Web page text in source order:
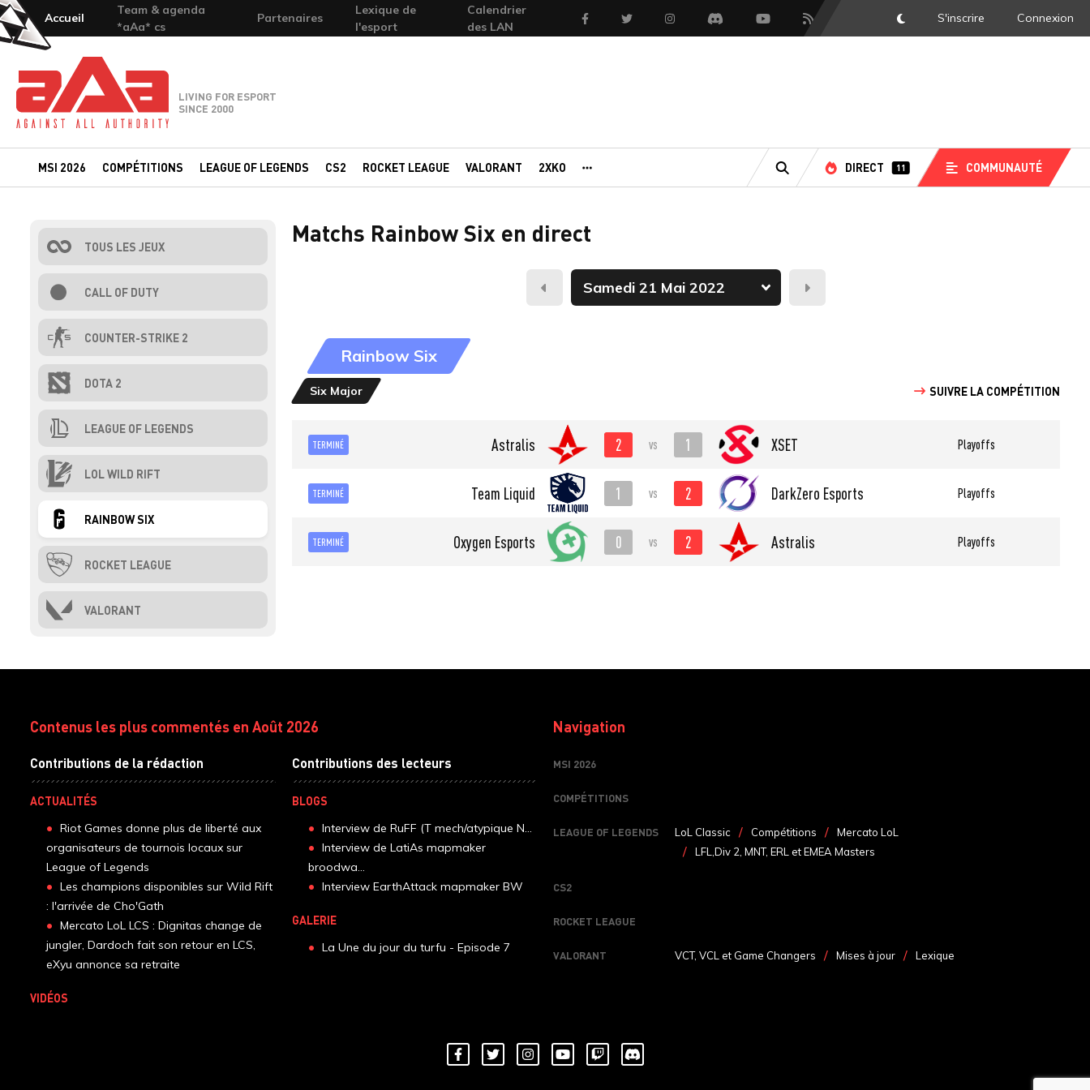
Accueil
Team & agenda
*aAa* cs
Partenaires
Lexique de
l'esport
Calendrier
des LAN
FacebookTwitter InstagramDiscord YoutubeFlux RSS DarkMode
S'inscrire Connexion
Team-aAa - against All authority
LIVING FOR ESPORT
SINCE 2000
MSI 2026 COMPÉTITIONS LEAGUE OF LEGENDS CS2 ROCKET LEAGUE VALORANT 2XKO
RECHERCHE
DIRECT 11 COMMUNAUTÉ
TOUS LES JEUX
CALL OF DUTY
COUNTER-STRIKE 2
DOTA 2
LEAGUE OF LEGENDS
LOL WILD RIFT
RAINBOW SIX
ROCKET LEAGUE
VALORANT
Matchs Rainbow Six en direct
Hier Demain
Rainbow Six
Six Major SUIVRE LA COMPÉTITION
TERMINÉ Astralis 2 vs 1 XSET Playoffs
TERMINÉ Team Liquid 1 vs 2 DarkZero Esports Playoffs
TERMINÉ Oxygen Esports 0 vs 2 Astralis Playoffs
Contenus les plus commentés en Août 2026
Contributions de la rédaction
ACTUALITÉS
Riot Games donne plus de liberté aux
organisateurs de tournois locaux sur
League of Legends
Les champions disponibles sur Wild Rift
: l'arrivée de Cho'Gath
Mercato LoL LCS : Dignitas change de
jungler, Dardoch fait son retour en LCS,
eXyu annonce sa retraite
VIDÉOS
Contributions des lecteurs
BLOGS
Interview de RuFF (T mech/atypique N...
Interview de LatiAs mapmaker
broodwa...
Interview EarthAttack mapmaker BW
GALERIE
La Une du jour du turfu - Episode 7
Navigation
MSI 2026
COMPÉTITIONS
LEAGUE OF LEGENDS LoL Classic Compétitions
Mercato LoL
LFL,Div 2, MNT, ERL et EMEA Masters
CS2
ROCKET LEAGUE
VALORANT VCT, VCL et Game Changers Mises à jour Lexique